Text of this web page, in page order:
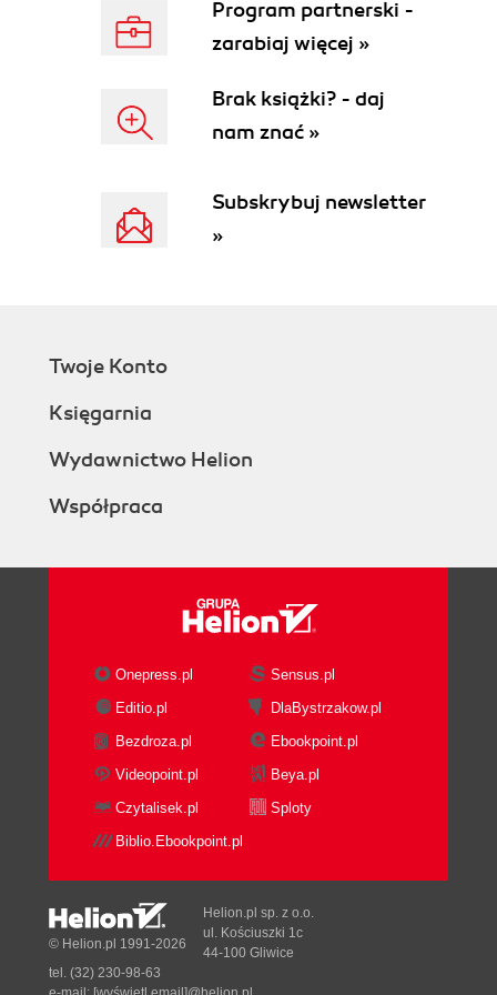
Tworzenie wpisów Autotekstu (64)
Podsumowanie (66)
Quiz (67)
edytora Word (69)
Dostosowywanie układu strony (79)
Zapisywanie nowej wersji istniejącego pliku (83)
Drukowanie dokumentu Office 2000 (87)
Pytania i odpowiedzi (89)
Rozdział 4. Tworzenie złożonego dokumentu (91)
Kontrola układu dokumentu (91)
Stosowanie wcięć (92)
Domyślne wartości tabulacji (94)
Definiowanie kroku tabulatora (95)
Tworzenie struktury dokumentu za pomocą tabel
(99)
Wstawianie tabeli (100)
Wprowadzanie i edytowanie zawartości tabeli
(101)
Program partnerski -
zarabiaj więcej »
Brak książki? - daj
nam znać »
Subskrybuj newsletter
»
Twoje Konto
Księgarnia
Wydawnictwo Helion
Współpraca
Onepress.pl
Sensus.pl
Editio.pl
DlaBystrzakow.pl
Bezdroza.pl
Ebookpoint.pl
Videopoint.pl
Beya.pl
Czytalisek.pl
Sploty
Biblio.Ebookpoint.pl
© Helion.pl 1991-2026
Helion.pl sp. z o.o.
ul. Kościuszki 1c
44-100 Gliwice
tel. (32) 230-98-63